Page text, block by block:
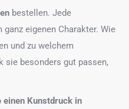
bestellen. Jede
eigenen Charakter. Wie
und zu welchem
sie besonders gut passen,
einen Kunstdruck in